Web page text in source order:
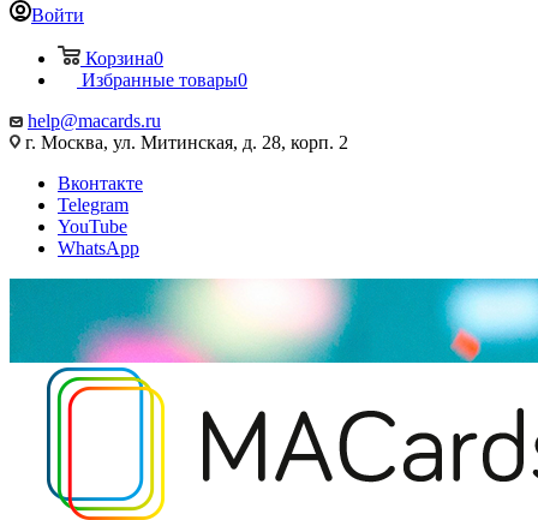
Войти
Корзина0
Избранные товары0
help@macards.ru
г. Москва, ул. Митинская, д. 28, корп. 2
Вконтакте
Telegram
YouTube
WhatsApp